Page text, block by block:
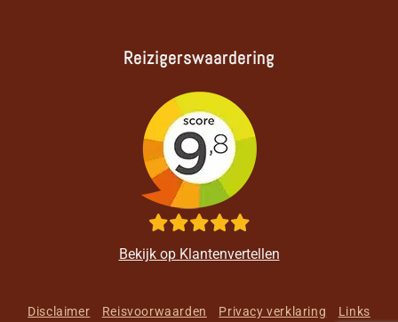
Reizigerswaardering
Bekijk op Klantenvertellen
Disclaimer Reisvoorwaarden Privacy verklaring Links